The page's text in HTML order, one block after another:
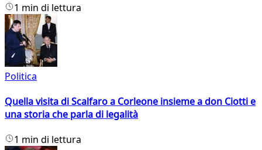
1 min di lettura
Politica
Quella visita di Scalfaro a Corleone insieme a don Ciotti e
una storia che parla di legalità
1 min di lettura